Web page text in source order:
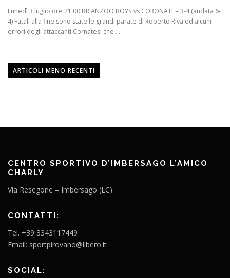
Lunedì 3 luglio ore 21,00 BRIANZOO BOYS vs CORONATE= 3-4 (andata 6-
4) Fatali alla fine sono state le grandi parate di Roberto Riva ed alcuni
errori degli attaccanti Cornatesi che …
a
o
n
e
r
t
i
o
ARTICOLI MENO RECENTI
CENTRO SPORTIVO D’IMBERSAGO L’AMICO
CHARLY
Via Resegone – Imbersago (LC)
CONTATTI:
Tel. +39 3343117449
Email: sportpirovano@libero.it
SOCIAL: